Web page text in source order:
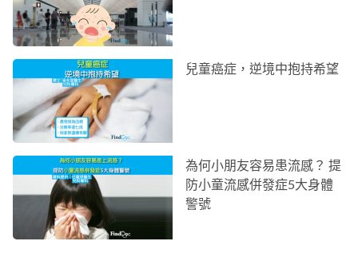
兒童癌症，逆境中抱持希望
為何小朋友容易患流感？ 提
防小童流感併發症5大身體
警號